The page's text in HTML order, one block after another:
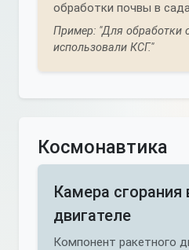
обработки почвы в
Пример: "Для обработки
использовали КСГ."
Космонавтика
Камера сгорания
двигателе
Компонент ракетного